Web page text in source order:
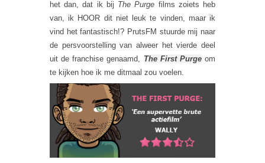
het dan, dat ik bij The Purge films zoiets heb
van, ik HOOR dit niet leuk te vinden, maar ik
vind het fantastisch!? PrutsFM stuurde mij naar
de persvoorstelling van alweer het vierde deel
uit de franchise genaamd, The First Purgeom
te kijken hoe ik me ditmaal zou voelen.